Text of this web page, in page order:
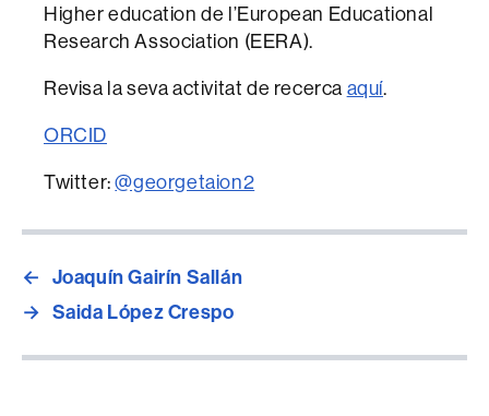
Higher education de l’European Educational
Research Association (EERA).
Revisa la seva activitat de recerca aquí.
ORCID
Twitter:@georgetaion2
← Joaquín Gairín Sallán
→ Saida López Crespo